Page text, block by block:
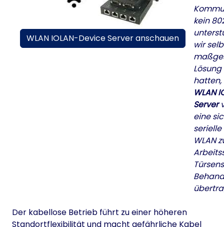
kein
wir
WLAN
Server
eine
serielle
WLAN
WLAN IOLAN-Device Server anschauen
Der kabellose Betrieb führt zu einer höheren
Standortflexibilität und macht gefährliche Kabel